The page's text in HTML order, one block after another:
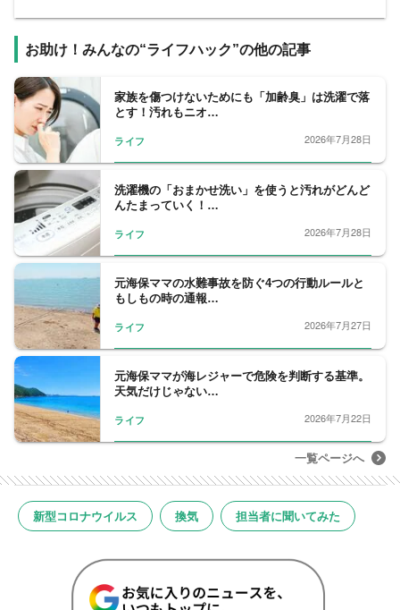
お助け！みんなの“ライフハック”の他の記事
家族を傷つけないためにも「加齢臭」は洗濯で落
とす！汚れもニオ…
ライフ 2026年7月28日
洗濯機の「おまかせ洗い」を使うと汚れがどんど
んたまっていく！…
ライフ 2026年7月28日
元海保ママの水難事故を防ぐ4つの行動ルールと
もしもの時の通報…
ライフ 2026年7月27日
元海保ママが海レジャーで危険を判断する基準。
天気だけじゃない…
ライフ 2026年7月22日
一覧ページへ
新型コロナウイルス 換気 担当者に聞いてみた